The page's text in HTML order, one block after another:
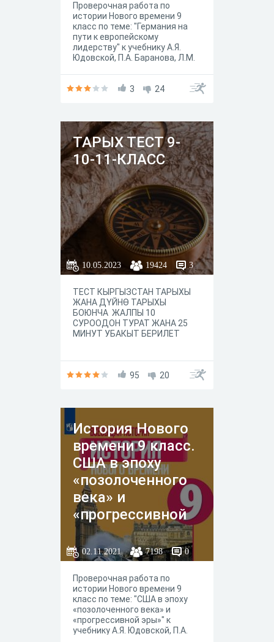
Проверочная работа по
истории Нового времени 9
класс по теме: "Германия на
пути к европейскому
лидерству" к учебнику А.Я.
Юдовской, П.А. Баранова, Л.М.
"Просвещение" 2020 год.
3 24
ТАРЫХ ТЕСТ 9-
10-11-КЛАСС
10.05.2023 19424 3
ТЕСТ КЫРГЫЗСТАН ТАРЫХЫ
ЖАНА ДҮЙНӨ ТАРЫХЫ
БОЮНЧА ЖАЛПЫ 10
СУРООДОН ТУРАТ ЖАНА 25
МИНУТ УБАКЫТ БЕРИЛЕТ
95 20
История Нового
времени 9 класс.
США в эпоху
«позолоченного
века» и
«прогрессивной
эры»
02.11.2021 7198 0
Проверочная работа по
истории Нового времени 9
класс по теме: "США в эпоху
«позолоченного века» и
«прогрессивной эры»" к
учебнику А.Я. Юдовской, П.А.